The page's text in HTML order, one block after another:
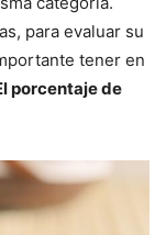
para evaluar su
tener en
porcentaje de